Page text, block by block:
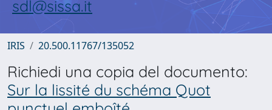
sdl@sissa.it
IRIS 20.500.11767/135052
Richiedi una copia del documento:
Sur la lissité du schéma Quot